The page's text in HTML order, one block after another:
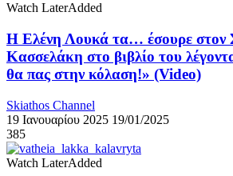
Watch LaterAdded
Η Ελένη Λουκά τα… έσουρε στον
Κασσελάκη στο βιβλίο του
θα πας στην κόλαση!» (Video)
Skiathos Channel
19 Ιανουαρίου 2025 19/01/2025
385
Watch LaterAdded